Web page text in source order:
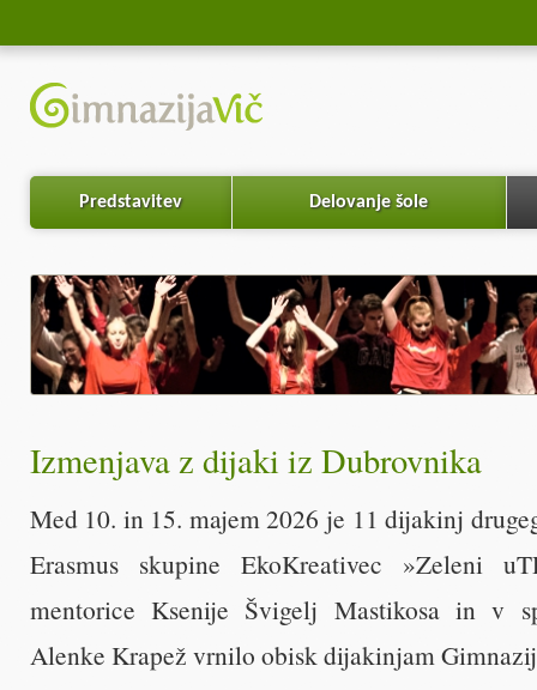
Predstavitev Delovanje šole
Izmenjava z dijaki iz Dubrovnika
Med 10. in 15. majem 2026 je 11 dijakinj
Erasmus skupine EkoKreativec »Zeleni
mentorice Ksenije Švigelj Mastikosa in v
Alenke Krapež vrnilo obisk dijakinjam